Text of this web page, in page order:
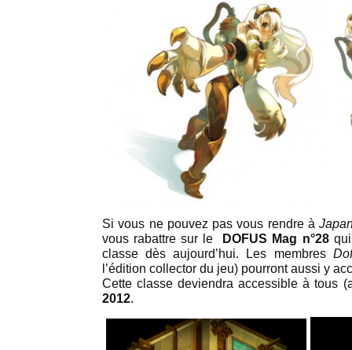
Si vous ne pouvez pas vous rendre à
vous rabattre sur le
DOFUS Mag n°28qui
classe dès aujourd’hui. Les membres
l’édition collector du jeu) pourront aussi y
Cette classe deviendra accessible à tous
2012.